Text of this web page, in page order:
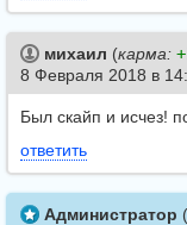
михаил (карма:
8 Февраля 2018 в
Был скайп и исчез!
ответить
Администратор (